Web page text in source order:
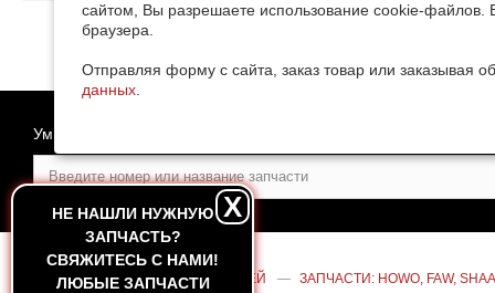
сайтом, Вы разрешаете использование cookie-файлов.
браузера.
Отправляя форму с сайта, заказ товар или заказывая
данных
НЕ НАШЛИ НУЖНУЮ
ЗАПЧАСТЬ?
CВЯЖИТЕСЬ С НАМИ!
ЛЮБЫЕ ЗАПЧАСТИ
X
Умный поиск
ГЛАВНАЯ — КАТАЛОГ ЗАПЧАСТЕЙ — ЗАПЧАСТИ: HOWO, FAW,